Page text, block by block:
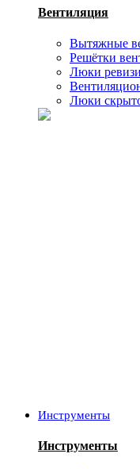
Вентиляция
Вытяжные
Решётки
Люки
Люки
Инструменты
Инструменты